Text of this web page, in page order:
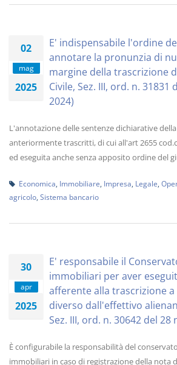
02
mag
2025
E' indispensabile l'ordine
annotare la pronunzia di
margine della trascrizione
Civile, Sez. III, ord. n. 31831
2024)
L'annotazione delle sentenze dichiarative
anteriormente trascritti, di cui all'art 2655
ed eseguita anche senza apposito ordine del
Economica Immobiliare Impresa Legale
agricolo Sistema bancario
30
apr
2025
E' responsabile il
immobiliari per aver
afferente alla trascrizione
diverso dall'effettivo
Sez. III, ord. n. 30642 del
È configurabile la responsabilità del
immobiliari in caso di registrazione della nota